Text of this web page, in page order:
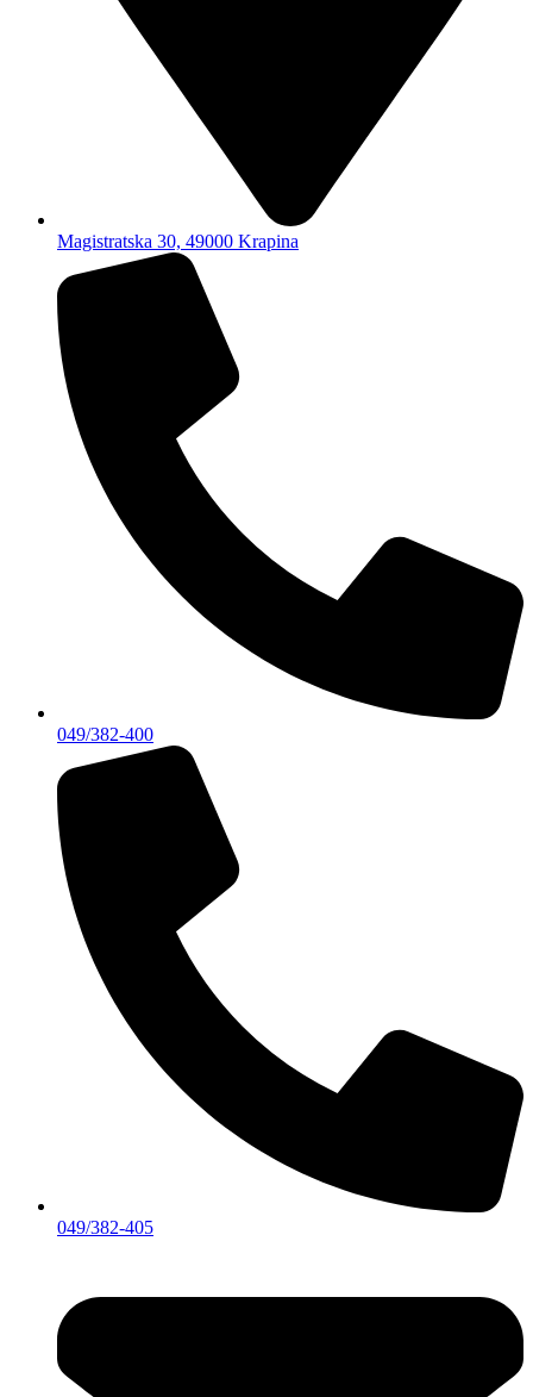
Magistratska 30, 49000 Krapina
049/382-400
049/382-405